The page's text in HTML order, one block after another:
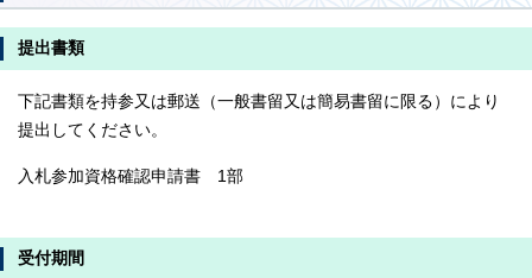
提出書類
下記書類を持参又は郵送（一般書留又は簡易書留に限る）により
提出してください。
入札参加資格確認申請書 1部
受付期間